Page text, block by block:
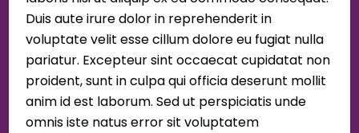
Duis aute irure dolor in reprehenderit in
voluptate velit esse cillum dolore eu fugiat nulla
pariatur. Excepteur sint occaecat cupidatat non
proident, sunt in culpa qui officia deserunt mollit
anim id est laborum. Sed ut perspiciatis unde
omnis iste natus error sit voluptatem